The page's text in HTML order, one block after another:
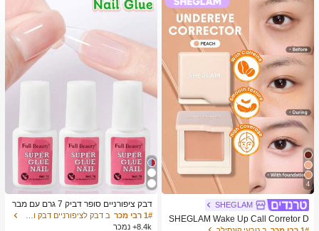
4
SHEGLAM
SHEGLAM Wake Up Call Corretor D
דבק ציפורניים סופר דביק 7 גרם עם מבר
שת, דבק ג'ל מהיר ייבוש, מתאים לציפורנ
יים מלאכותיות, ציפורני אקריל, ציפורני ה
1# רבי מכר
8.4k+ נמכר